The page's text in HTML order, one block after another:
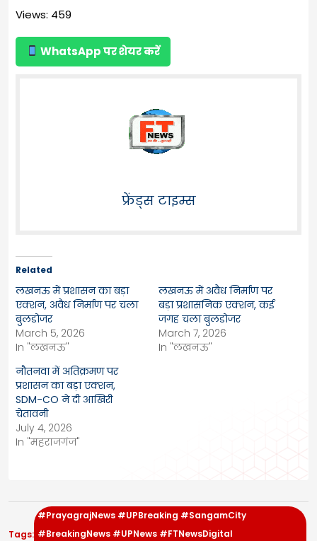
Views: 459
WhatsApp पर शेयर करें
फ्रेंड्स टाइम्स
Related
लखनऊ में प्रशासन का बड़ा
एक्शन, अवैध निर्माण पर चला
बुलडोजर
March 5, 2026
In "लखनऊ"
लखनऊ में अवैध निर्माण पर
बड़ा प्रशासनिक एक्शन, कई
जगह चला बुलडोजर
March 7, 2026
In "लखनऊ"
नौतनवा में अतिक्रमण पर
प्रशासन का बड़ा एक्शन,
SDM-CO ने दी आखिरी
चेतावनी
July 4, 2026
In "महराजगंज"
Tags:
#PrayagrajNews #UPBreaking #SangamCity
#BreakingNews #UPNews #FTNewsDigital